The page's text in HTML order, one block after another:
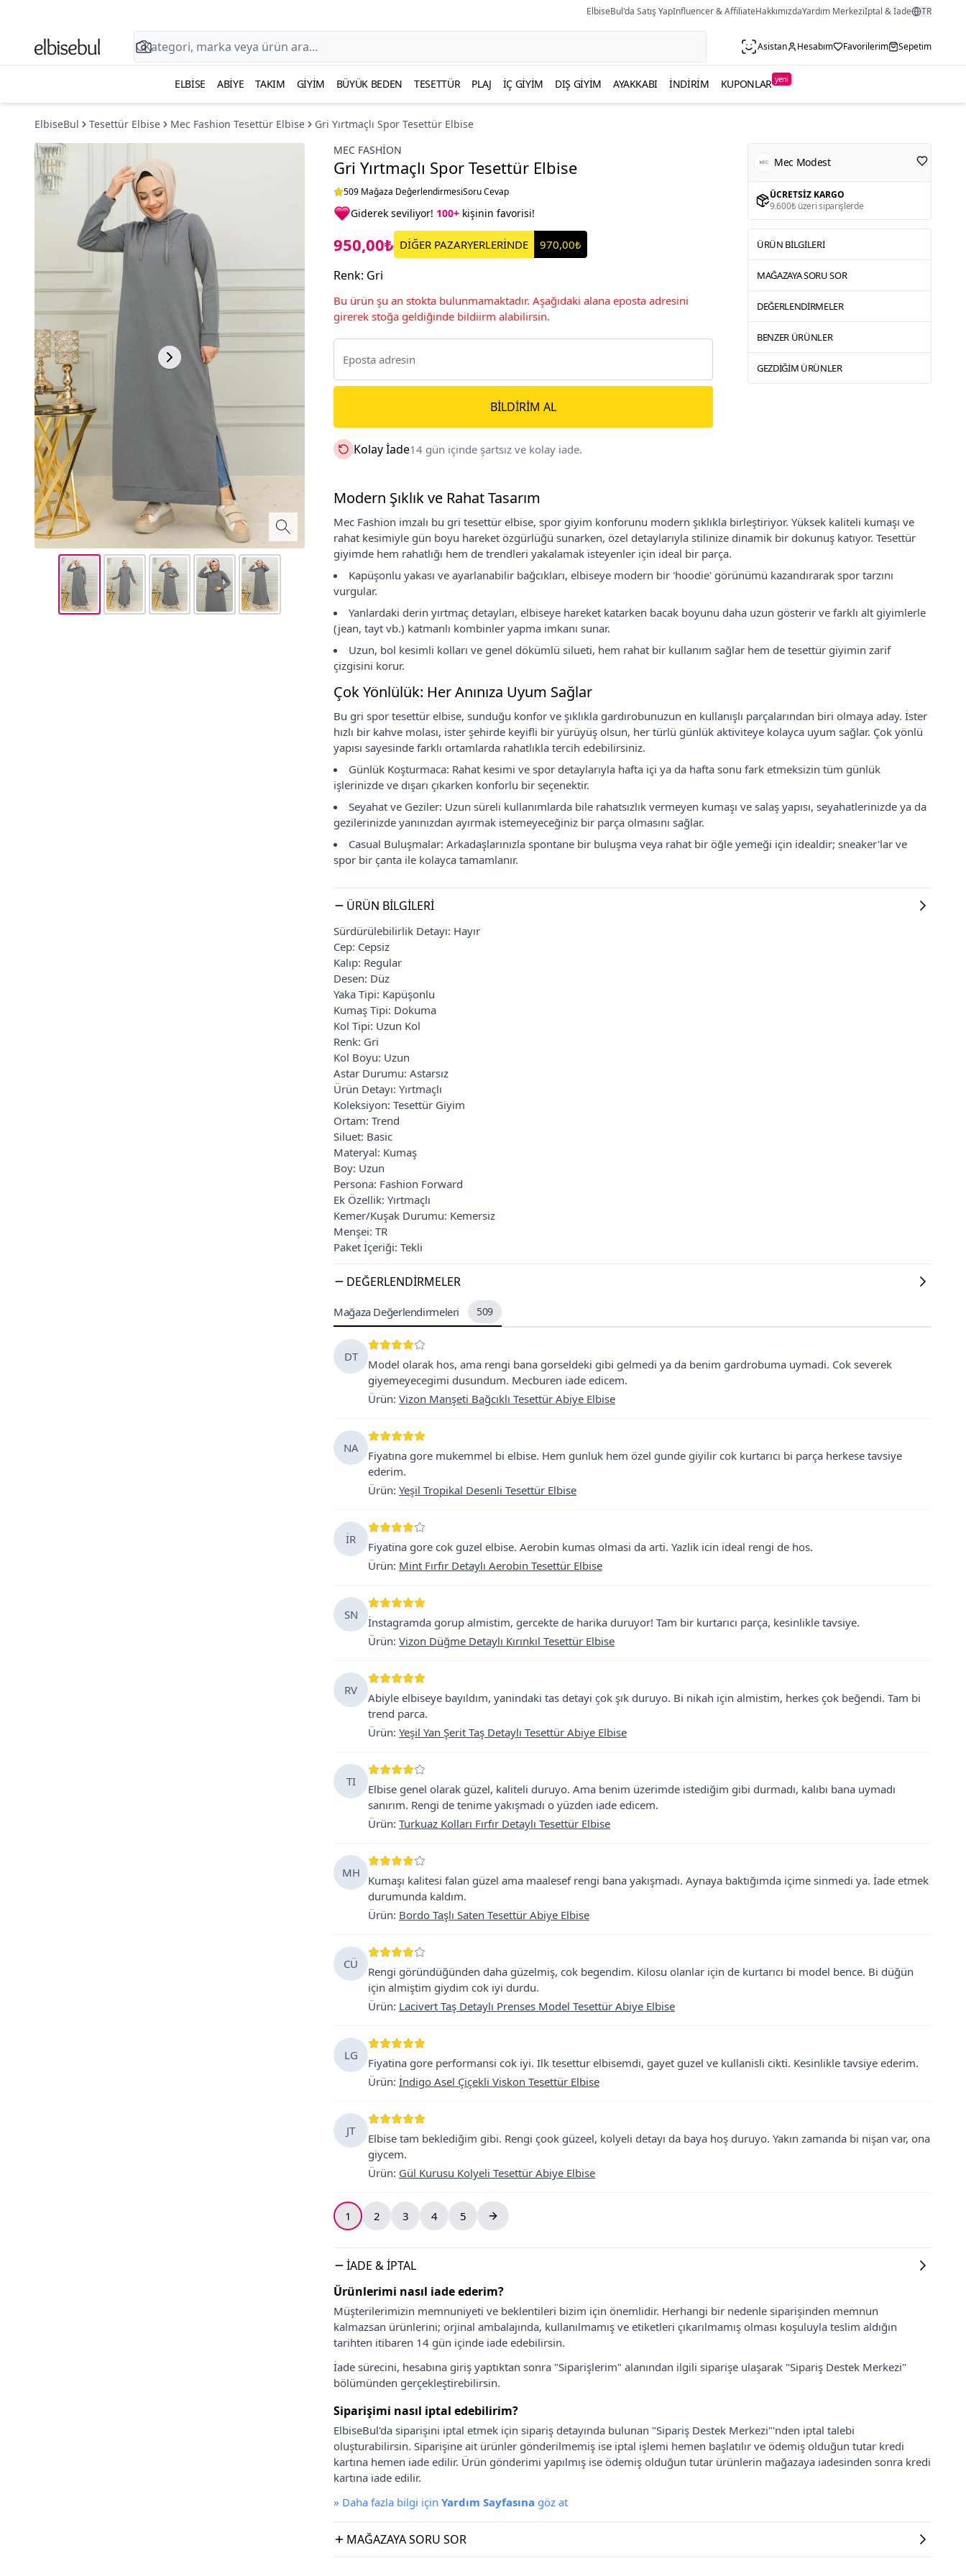
ElbiseBul'da Satış YapInfluencer & AffiliateHakkımızdaYardım Merkeziİptal & İade TR
Asistan Hesabım Favorilerim Sepetim
ELBISE ABIYE TAKIM GIYIM BÜYÜK BEDEN TESETTÜR PLAJ İÇ GIYIM DIŞ GIYIM AYAKKABI İNDIRIM KUPONLAR yeni
ElbiseBul Tesettür Elbise Mec Fashion Tesettür Elbise
Gri Yırtmaçlı Spor Tesettür Elbise
MEC FASHION
Gri Yırtmaçlı Spor Tesettür Elbise
509 Mağaza DeğerlendirmesiSoru Cevap
Giderek seviliyor! 100+ kişinin favorisi!
950,00₺ DİĞER PAZARYERLERİNDE 970,00₺
Renk: Gri
Bu ürün şu an stokta bulunmamaktadır. Aşağıdaki alana eposta adresini
girerek stoğa geldiğinde bildiirm alabilirsin.
BILDIRIM AL
Kolay İade14 gün içinde şartsız ve kolay iade.
Mec Modest
ÜCRETSIZ KARGO
9.600₺ üzeri siparişlerde
ÜRÜN BILGILERI
MAĞAZAYA SORU SOR
DEĞERLENDIRMELER
BENZER ÜRÜNLER
GEZDIĞIM ÜRÜNLER
Modern Şıklık ve Rahat Tasarım
Mec Fashion imzalı bu gri tesettür elbise, spor giyim konforunu modern şıklıkla birleştiriyor. Yüksek kaliteli kumaşı ve
rahat kesimiyle gün boyu hareket özgürlüğü sunarken, özel detaylarıyla stilinize dinamik bir dokunuş katıyor. Tesettür
giyimde hem rahatlığı hem de trendleri yakalamak isteyenler için ideal bir parça.
Kapüşonlu yakası ve ayarlanabilir bağcıkları, elbiseye modern bir 'hoodie' görünümü kazandırarak spor tarzını
vurgular.
Yanlardaki derin yırtmaç detayları, elbiseye hareket katarken bacak boyunu daha uzun gösterir ve farklı alt giyimlerle
(jean, tayt vb.) katmanlı kombinler yapma imkanı sunar.
Uzun, bol kesimli kolları ve genel dökümlü silueti, hem rahat bir kullanım sağlar hem de tesettür giyimin zarif
çizgisini korur.
Çok Yönlülük: Her Anınıza Uyum Sağlar
Bu gri spor tesettür elbise, sunduğu konfor ve şıklıkla gardırobunuzun en kullanışlı parçalarından biri olmaya aday. İster
hızlı bir kahve molası, ister şehirde keyifli bir yürüyüş olsun, her türlü günlük aktiviteye kolayca uyum sağlar. Çok yönlü
yapısı sayesinde farklı ortamlarda rahatlıkla tercih edebilirsiniz.
Günlük Koşturmaca: Rahat kesimi ve spor detaylarıyla hafta içi ya da hafta sonu fark etmeksizin tüm günlük
işlerinizde ve dışarı çıkarken konforlu bir seçenektir.
Seyahat ve Geziler: Uzun süreli kullanımlarda bile rahatsızlık vermeyen kumaşı ve salaş yapısı, seyahatlerinizde ya da
gezilerinizde yanınızdan ayırmak istemeyeceğiniz bir parça olmasını sağlar.
Casual Buluşmalar: Arkadaşlarınızla spontane bir buluşma veya rahat bir öğle yemeği için idealdir; sneaker'lar ve
spor bir çanta ile kolayca tamamlanır.
ÜRÜN BILGILERI
Sürdürülebilirlik Detayı: Hayır
Cep: Cepsiz
Kalıp: Regular
Desen: Düz
Yaka Tipi: Kapüşonlu
Kumaş Tipi: Dokuma
Kol Tipi: Uzun Kol
Renk: Gri
Kol Boyu: Uzun
Astar Durumu: Astarsız
Ürün Detayı: Yırtmaçlı
Koleksiyon: Tesettür Giyim
Ortam: Trend
Siluet: Basic
Materyal: Kumaş
Boy: Uzun
Persona: Fashion Forward
Ek Özellik: Yırtmaçlı
Kemer/Kuşak Durumu: Kemersiz
Menşei: TR
Paket İçeriği: Tekli
DEĞERLENDIRMELER
Mağaza Değerlendirmeleri 509
DT
Model olarak hos, ama rengi bana gorseldeki gibi gelmedi ya da benim gardrobuma uymadi. Cok severek
giyemeyecegimi dusundum. Mecburen iade edicem.
Ürün: Vizon Manşeti Bağcıklı Tesettür Abiye Elbise
NA
Fiyatına gore mukemmel bi elbise. Hem gunluk hem özel gunde giyilir cok kurtarıcı bi parça herkese tavsiye
ederim.
Ürün: Yeşil Tropikal Desenli Tesettür Elbise
İR
Fiyatina gore cok guzel elbise. Aerobin kumas olmasi da arti. Yazlik icin ideal rengi de hos.
Ürün: Mint Fırfır Detaylı Aerobin Tesettür Elbise
SN
İnstagramda gorup almistim, gercekte de harika duruyor! Tam bir kurtarıcı parça, kesinlikle tavsiye.
Ürün: Vizon Düğme Detaylı Kırınkıl Tesettür Elbise
RV
Abiyle elbiseye bayıldım, yanindaki tas detayi çok şık duruyo. Bi nikah için almistim, herkes çok beğendi. Tam bi
trend parca.
Ürün: Yeşil Yan Şerit Taş Detaylı Tesettür Abiye Elbise
TI
Elbise genel olarak güzel, kaliteli duruyo. Ama benim üzerimde istediğim gibi durmadı, kalıbı bana uymadı
sanırım. Rengi de tenime yakışmadı o yüzden iade edicem.
Ürün: Turkuaz Kolları Fırfır Detaylı Tesettür Elbise
MH
Kumaşı kalitesi falan güzel ama maalesef rengi bana yakışmadı. Aynaya baktığımda içime sinmedi ya. İade etmek
durumunda kaldım.
Ürün: Bordo Taşlı Saten Tesettür Abiye Elbise
CÜ
Rengi göründüğünden daha güzelmiş, cok begendim. Kilosu olanlar için de kurtarıcı bi model bence. Bi düğün
için almiştim giydim cok iyi durdu.
Ürün: Lacivert Taş Detaylı Prenses Model Tesettür Abiye Elbise
LG
Fiyatina gore performansi cok iyi. Ilk tesettur elbisemdi, gayet guzel ve kullanisli cikti. Kesinlikle tavsiye ederim.
Ürün: İndigo Asel Çiçekli Viskon Tesettür Elbise
JT
Elbise tam beklediğim gibi. Rengi çook güzeel, kolyeli detayı da baya hoş duruyo. Yakın zamanda bi nişan var, ona
giycem.
Ürün: Gül Kurusu Kolyeli Tesettür Abiye Elbise
1 2 3 4 5
İADE & İPTAL
Ürünlerimi nasıl iade ederim?
Müşterilerimizin memnuniyeti ve beklentileri bizim için önemlidir. Herhangi bir nedenle siparişinden memnun
kalmazsan ürünlerini; orjinal ambalajında, kullanılmamış ve etiketleri çıkarılmamış olması koşuluyla teslim aldığın
tarihten itibaren 14 gün içinde iade edebilirsin.
İade sürecini, hesabına giriş yaptıktan sonra "Siparişlerim" alanından ilgili siparişe ulaşarak "Sipariş Destek Merkezi"
bölümünden gerçekleştirebilirsin.
Siparişimi nasıl iptal edebilirim?
ElbiseBul'da siparişini iptal etmek için sipariş detayında bulunan "Sipariş Destek Merkezi"'nden iptal talebi
oluşturabilirsin. Siparişine ait ürünler gönderilmemiş ise iptal işlemi hemen başlatılır ve ödemiş olduğun tutar kredi
kartına hemen iade edilir. Ürün gönderimi yapılmış ise ödemiş olduğun tutar ürünlerin mağazaya iadesinden sonra kredi
kartına iade edilir.
» Daha fazla bilgi için Yardım Sayfasına göz at
MAĞAZAYA SORU SOR